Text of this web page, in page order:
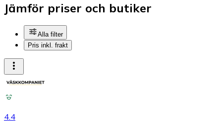
Jämför priser och butiker
Alla filter
Pris inkl. frakt
4.4